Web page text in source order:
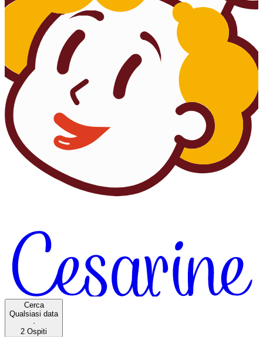
Cerca
Qualsiasi data
·
2 Ospiti